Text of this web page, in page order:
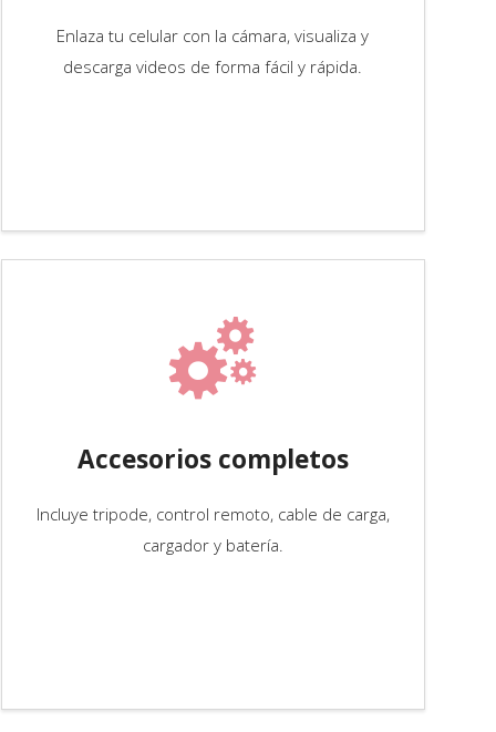
Enlaza tu celular con la cámara, visualiza y
descarga videos de forma fácil y rápida.
Accesorios completos
Incluye tripode, control remoto, cable de carga,
cargador y batería.